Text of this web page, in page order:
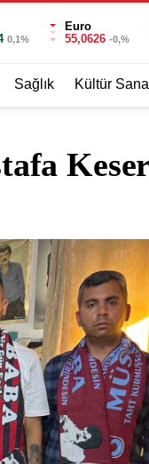
0,1%
Euro
55,0626 -0,%
Sağlık Kültür